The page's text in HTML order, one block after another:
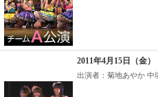
2011年4月15日（金
出演者：菊地あやか 中